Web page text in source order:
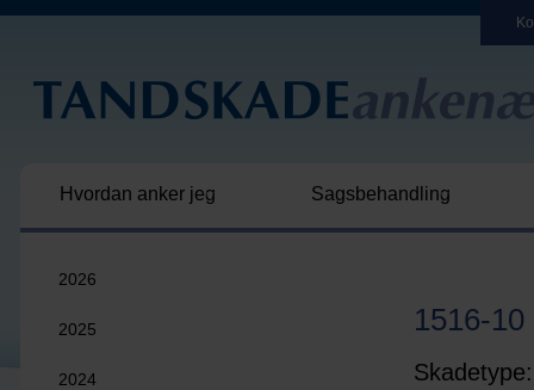
Hvordan anker jeg Sagsbehandling
2026
2025
2024
1516-10
Skadetype: